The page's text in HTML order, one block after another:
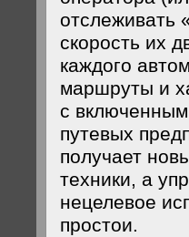
отслеживать
скорость их
каждого
маршруты и
с
путевых
получает
техники, а
нецелевое
простои.